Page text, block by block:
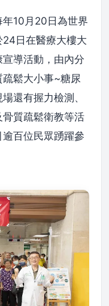
年10月20日為世界
日在醫療大樓大
導活動，由內分
鬆大小事~糖尿
還有握力檢測、
質疏鬆衛教等活
百位民眾踴躍參